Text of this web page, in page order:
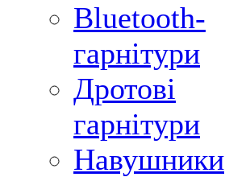
Bluetooth-
гарнітури
Дротові
гарнітури
Навушники